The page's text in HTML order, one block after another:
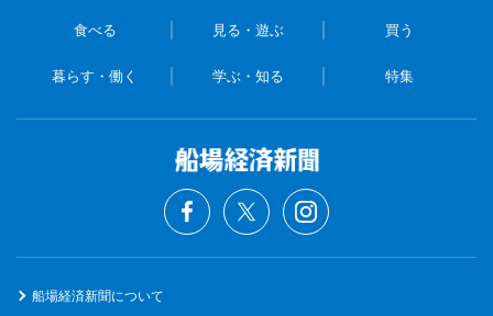
食べる 見る・遊ぶ 買う
暮らす・働く 学ぶ・知る 特集
船場経済新聞について